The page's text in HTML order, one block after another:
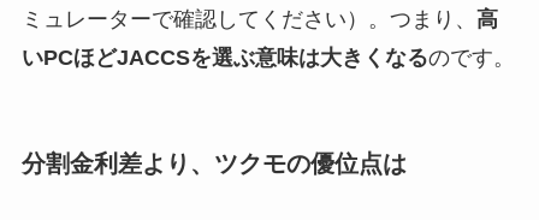
ミュレーターで確認してください）。つまり、 高
いPCほどJACCSを選ぶ意味は大きくなるのです。
分割金利差より、ツクモの優位点は